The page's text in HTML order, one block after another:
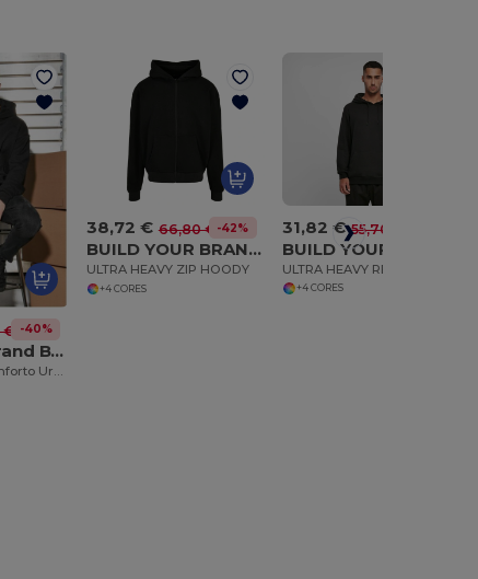
€ -40%
Build Your Brand BY162
38,72 € 66,80 € -42%
BUILD YOUR BRAND BY192
ULTRA HEAVY ZIP HOODY
+4 CORES
31,82 € 55,70 €
+4 CORES